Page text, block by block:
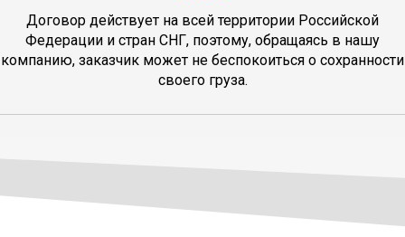
Договор действует на всей территории Российской
Федерации и стран СНГ, поэтому, обращаясь в нашу
компанию, заказчик может не беспокоиться о сохранности
своего груза.